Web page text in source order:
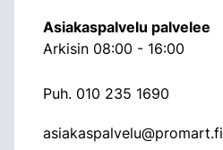
Asiakaspalvelu palvelee
Arkisin 08:00 - 16:00
Puh. 010 235 1690
asiakaspalvelu@promart.fi